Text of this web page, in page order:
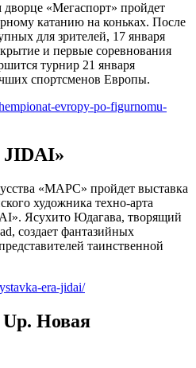
«Мегаспорт» пройдет
катанию на коньках. После
для зрителей, 17 января
и первые соревнования
турнир 21 января
спортсменов Европы.
evropy-po-figurnomu-
JIDAI»
«МАРС» пройдет выставка
художника техно-арта
Ясухито Юдагава, творящий
создает фантазийных
таинственной
era-jidai/
Новая